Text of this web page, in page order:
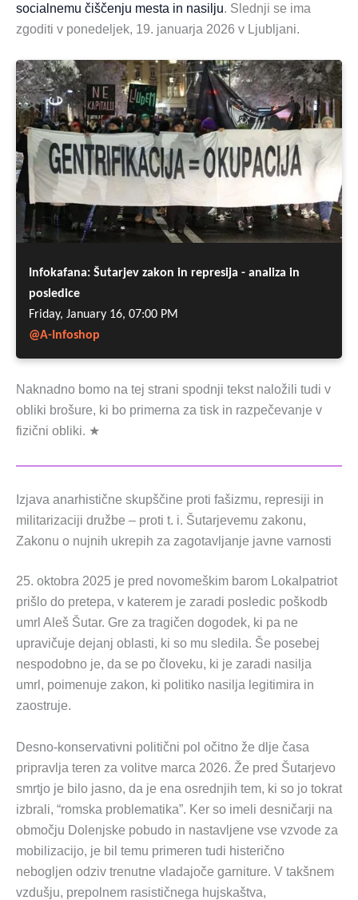
socialnemu čiščenju mesta in nasilju. Slednji se ima
zgoditi v ponedeljek, 19. januarja 2026 v Ljubljani.
Naknadno bomo na tej strani spodnji tekst naložili tudi v
obliki brošure, ki bo primerna za tisk in razpečevanje v
fizični obliki. ★
Izjava anarhistične skupščine proti fašizmu, represiji in
militarizaciji družbe – proti t. i. Šutarjevemu zakonu,
Zakonu o nujnih ukrepih za zagotavljanje javne varnosti
25. oktobra 2025 je pred novomeškim barom Lokalpatriot
prišlo do pretepa, v katerem je zaradi posledic poškodb
umrl Aleš Šutar. Gre za tragičen dogodek, ki pa ne
upravičuje dejanj oblasti, ki so mu sledila. Še posebej
nespodobno je, da se po človeku, ki je zaradi nasilja
umrl, poimenuje zakon, ki politiko nasilja legitimira in
zaostruje.
Desno-konservativni politični pol očitno že dlje časa
pripravlja teren za volitve marca 2026. Že pred Šutarjevo
smrtjo je bilo jasno, da je ena osrednjih tem, ki so jo tokrat
izbrali, “romska problematika”. Ker so imeli desničarji na
območju Dolenjske pobudo in nastavljene vse vzvode za
mobilizacijo, je bil temu primeren tudi histerično
nebogljen odziv trenutne vladajoče garniture. V takšnem
vzdušju, prepolnem rasističnega hujskaštva,